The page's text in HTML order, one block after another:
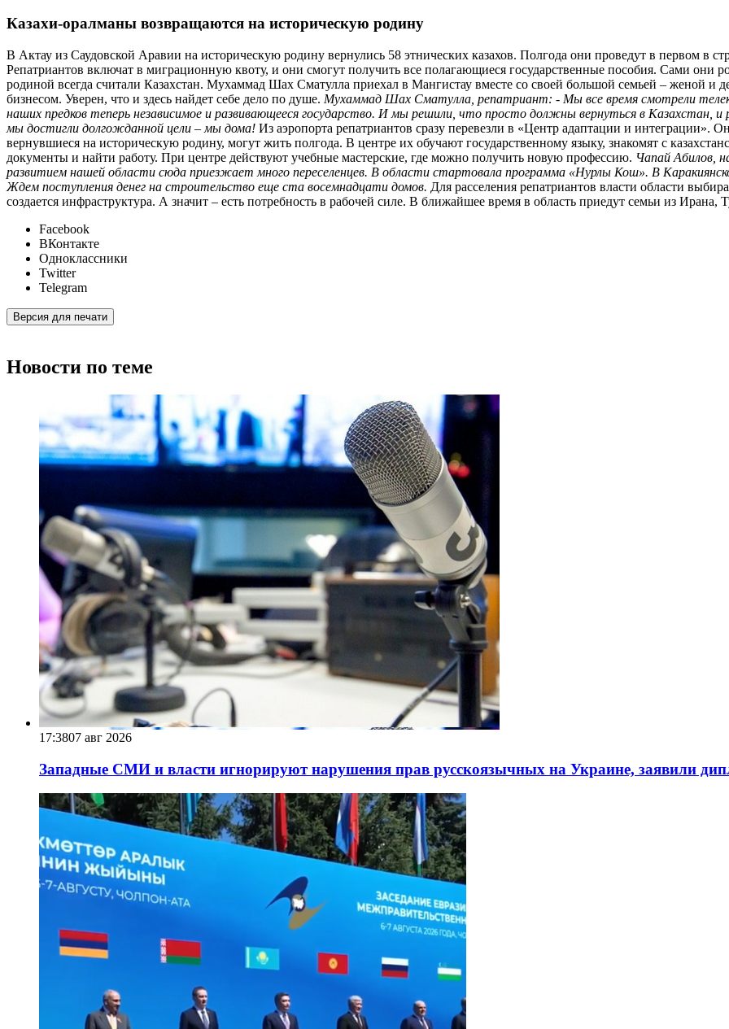
Казахи-оралманы возвращаются на историческую родину
В Актау из Саудовской Аравии на историческую родину вернулись 58 этнических казахов. Полгода они проведут в первом в
Репатриантов включат в миграционную квоту, и они смогут получить все полагающиеся государственные пособия. Сами они
родиной всегда считали Казахстан. Мухаммад Шах Сматулла приехал в Мангистау вместе со своей большой семьей – женой и
бизнесом. Уверен, что и здесь найдет себе дело по душе. Мухаммад Шах Сматулла, репатриант: - Мы все время смотрели
наших предков теперь независимое и развивающееся государство. И мы решили, что просто должны вернуться в Казахстан, и
мы достигли долгожданной цели – мы дома! Из аэропорта репатриантов сразу перевезли в «Центр адаптации и интеграции».
вернувшиеся на историческую родину, могут жить полгода. В центре их обучают государственному языку, знакомят с
документы и найти работу. При центре действуют учебные мастерские, где можно получить новую профессию. Чапай Абилов,
развитием нашей области сюда приезжает много переселенцев. В области стартовала программа «Нурлы Кош». В
Ждем поступления денег на строительство еще ста восемнадцати домов. Для расселения репатриантов власти области
создается инфраструктура. А значит – есть потребность в рабочей силе. В ближайшее время в область приедут семьи из Ирана,
Facebook
ВКонтакте
Одноклассники
Twitter
Telegram
Версия для печати
Новости по теме
17:3807 авг 2026
Западные СМИ и власти игнорируют нарушения прав русскоязычных на Украине, заявили